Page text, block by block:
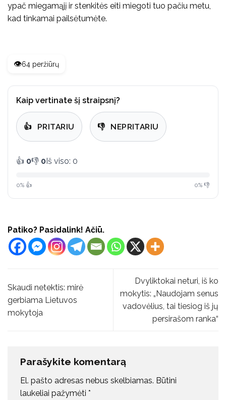
ypač miegamąjį ir stenkitės eiti miegoti tuo pačiu metu,
kad tinkamai pailsėtumėte.
👁️64 peržiūrų
Kaip vertinate šį straipsnį?
👍 PRITARIU 👎 NEPRITARIU
👍 0👎 0Iš viso: 0
0% 👍 0% 👎
Patiko? Pasidalink! Ačiū.
Skaudi netektis: mirė
gerbiama Lietuvos
mokytoja
Dvyliktokai neturi, iš ko
mokytis: „Naudojam senus
vadovėlius, tai tiesiog iš jų
persirašom ranka“
Parašykite komentarą
El. pašto adresas nebus skelbiamas. Būtini
laukeliai pažymėti *